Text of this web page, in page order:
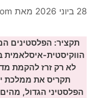
28 ביוני 2026 מאת
תקציר: הפלסטינים
הווקיסטית-איסלאמית
לא רק זרז להקמת
תקריס את ממלכת
הפלסטיני הגדול,